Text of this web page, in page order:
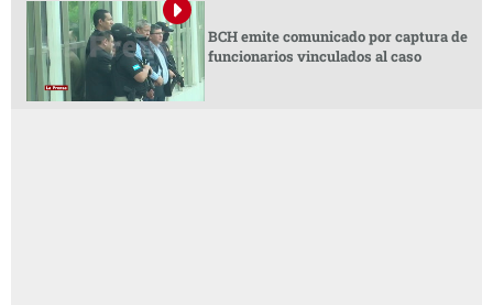
BCH emite comunicado por captura de
funcionarios vinculados al caso